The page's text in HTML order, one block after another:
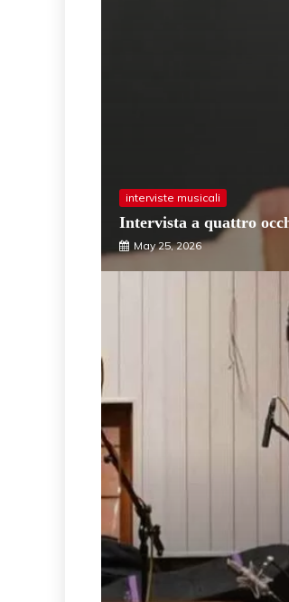
interviste musicali
Intervista a quattro
May 25, 2026